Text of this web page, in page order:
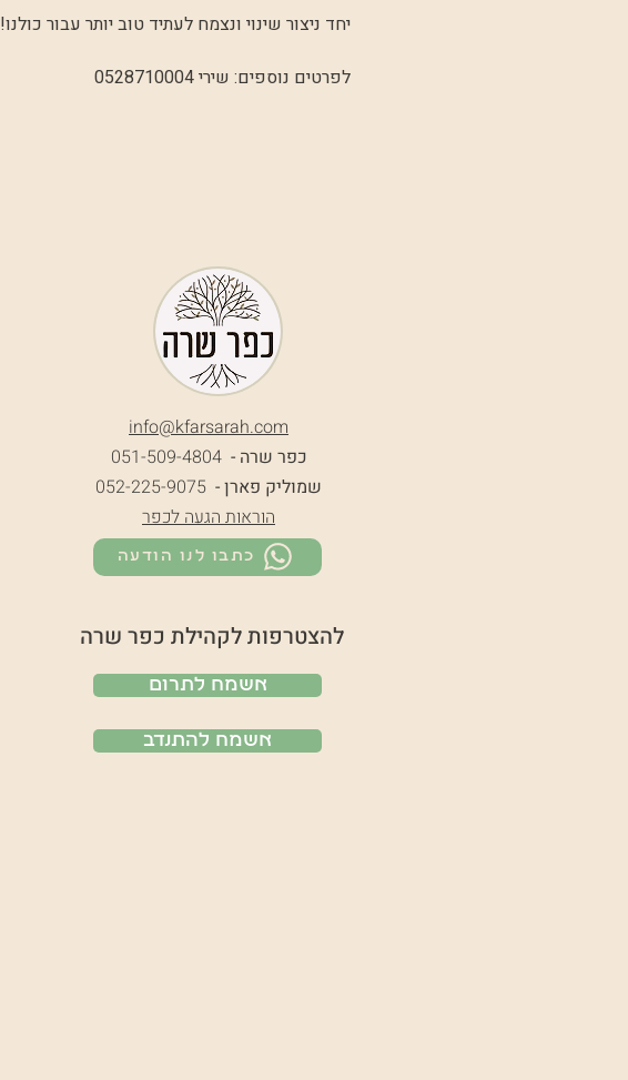
יחד ניצור שינוי ונצמח לעתיד טוב יותר עבור כולנו!
לפרטים נוספים: שירי 0528710004
info@kfarsarah.com
כפר שרה -051-509-4804
שמוליק פארן - 052-225-9075
הוראות הגעה לכפר
כתבו לנו הודעה
להצטרפות לקהילת כפר שרה
אשמח לתרום
אשמח להתנדב